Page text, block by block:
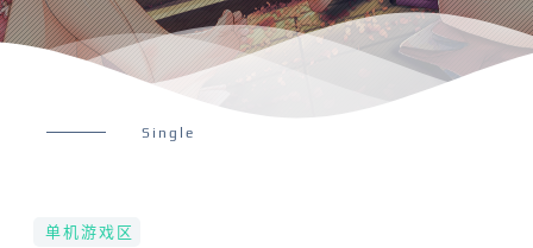
Single
单机游戏区